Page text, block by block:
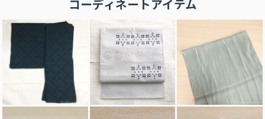
コーディネートアイテム